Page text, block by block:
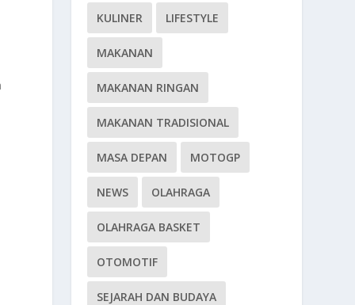
KULINER LIFESTYLE
MAKANAN
MAKANAN RINGAN
MAKANAN TRADISIONAL
MASA DEPAN MOTOGP
NEWS OLAHRAGA
OLAHRAGA BASKET
OTOMOTIF
SEJARAH DAN BUDAYA